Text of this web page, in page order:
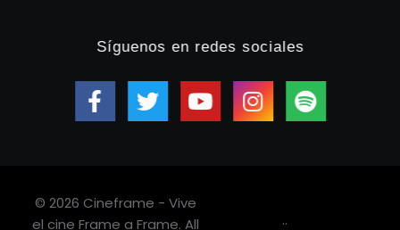
Síguenos en redes sociales
© 2026 Cineframe - Vive
el cine Frame a Frame. All
..